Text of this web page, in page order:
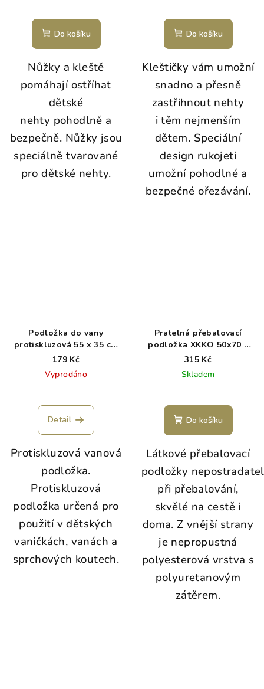
Do košíku
Nůžky a kleště
pomáhají ostříhat
dětské
nehty pohodlně a
bezpečně. Nůžky jsou
speciálně tvarované
pro dětské nehty.
Do košíku
Kleštičky vám umožní
snadno a přesně
zastřihnout nehty
i těm nejmenším
dětem. Speciální
design rukojeti
umožní pohodlné a
bezpečné ořezávání.
Podložka do vany
protiskluzová 55 x 35 cm
modrá
179 Kč
Vyprodáno
Detail
Protiskluzová vanová
podložka.
Protiskluzová
podložka určená pro
použití v dětských
vaničkách, vanách a
sprchových koutech.
Pratelná přebalovací
podložka XKKO 50x70 -
Summer Meadow
315 Kč
Skladem
Do košíku
Látkové přebalovací
podložky
při přebalování,
skvělé na cestě i
doma. Z vnější strany
je nepropustná
polyesterová vrstva s
polyuretanovým
zátěrem.